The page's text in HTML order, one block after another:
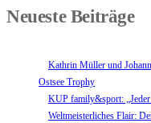
Neueste Beiträge
Kathrin Müller und
Ostsee Trophy
KUP family&sport:
Weltmeisterliches Flair: